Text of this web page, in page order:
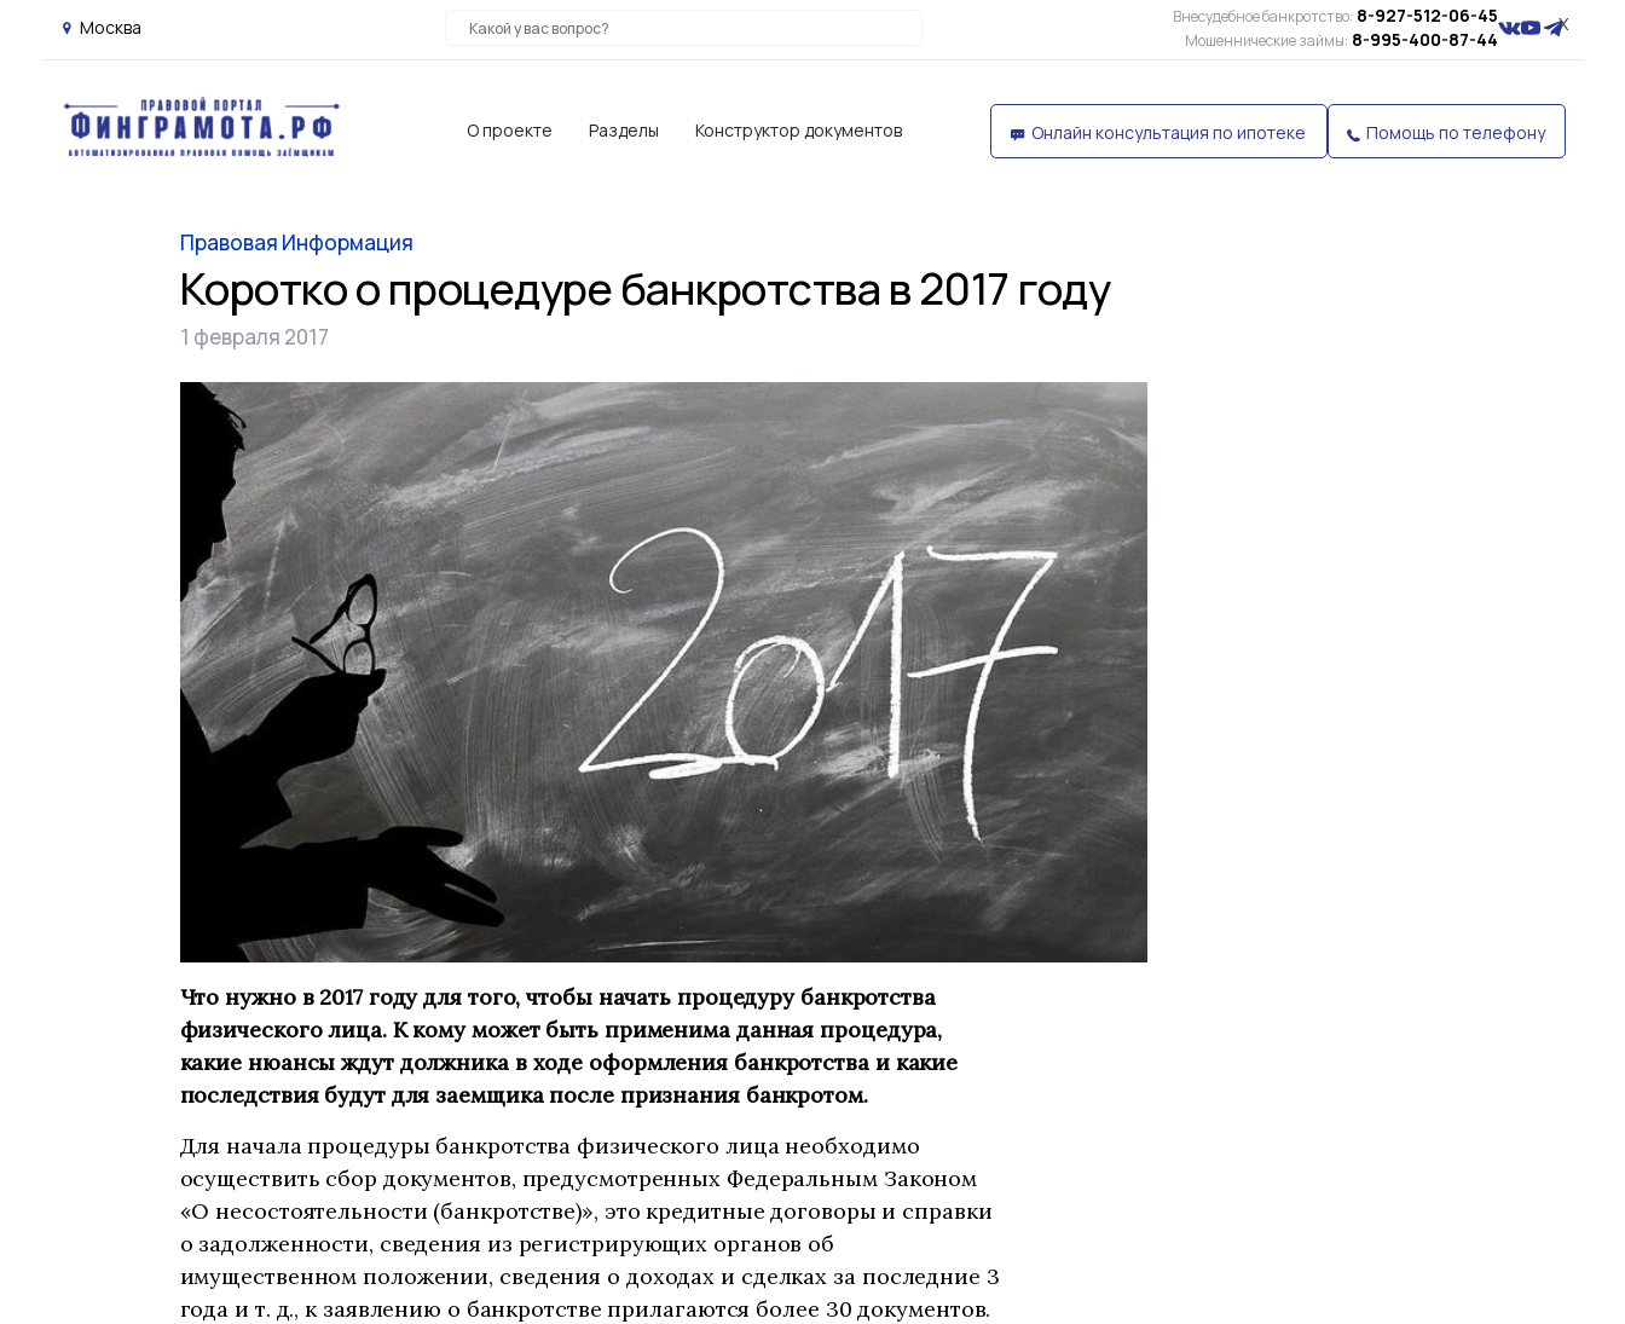
Москва X
Внесудебное банкротство: 8-927-512-06-45
Мошеннические займы: 8-995-400-87-44
О проекте Разделы Конструктор документов Онлайн консультация по ипотеке Помощь по телефону
Правовая Информация
Коротко о процедуре банкротства в 2017 году
1 февраля 2017
Что нужно в 2017 году для того, чтобы начать процедуру банкротства
физического лица. К кому может быть применима данная процедура,
какие нюансы ждут должника в ходе оформления банкротства и какие
последствия будут для заемщика после признания банкротом.
Для начала процедуры банкротства физического лица необходимо
осуществить сбор документов, предусмотренных Федеральным Законом
«О несостоятельности (банкротстве)», это кредитные договоры и справки
о задолженности, сведения из регистрирующих органов об
имущественном положении, сведения о доходах и сделках за последние 3
года и т. д., к заявлению о банкротстве прилагаются более 30 документов.